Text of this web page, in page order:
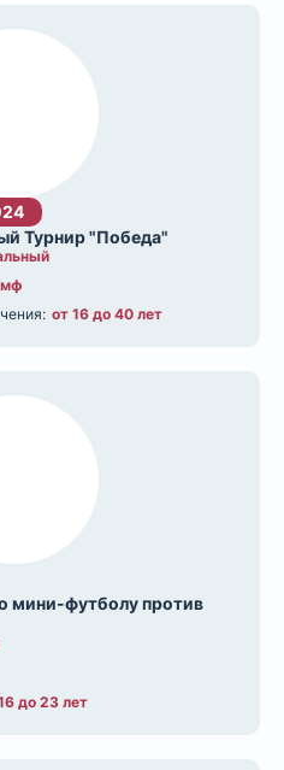
Турнир "Победа"
от 16 до 40 лет
мини-футболу против
до 23 лет